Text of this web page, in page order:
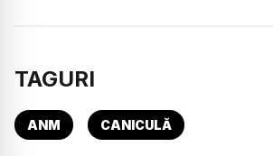
TAGURI
ANM CANICULĂ